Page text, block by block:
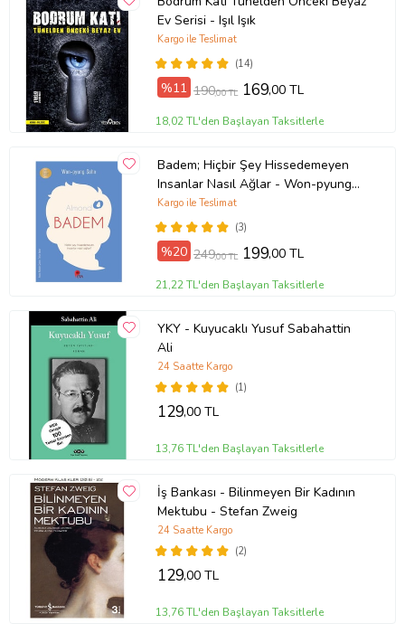
Ev Serisi - Işıl Işık
(14)
Kargo ile Teslimat
%11 190,00 TL 169,00 TL
18,02 TL'den Başlayan Taksitlerle
Badem; Hiçbir Şey Hissedemeyen
Insanlar Nasıl Ağlar - Won-pyung
Sohn - Peta Kitap
(3)
Kargo ile Teslimat
%20 249,00 TL 199,00 TL
21,22 TL'den Başlayan Taksitlerle
YKY - Kuyucaklı Yusuf Sabahattin
Ali
(1)
24 Saatte Kargo
129,00 TL
13,76 TL'den Başlayan Taksitlerle
İş Bankası - Bilinmeyen Bir Kadının
Mektubu - Stefan Zweig
(2)
24 Saatte Kargo
129,00 TL
13,76 TL'den Başlayan Taksitlerle